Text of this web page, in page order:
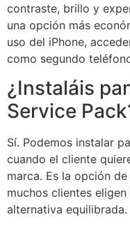
contraste, brillo y
una opción más
uso del iPhone,
como segundo
¿Instaláis
Service
Sí. Podemos instalar
cuando el cliente
marca. Es la opción
muchos clientes
alternativa equilibrada.